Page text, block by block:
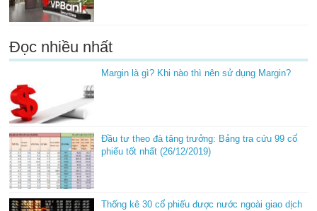
Đọc nhiều nhất
Margin là gì? Khi nào thì nên sử dụng Margin?
Đầu tư theo đà tăng trưởng: Bảng tra cứu 99 cổ
phiếu tốt nhất (26/12/2019)
Thống kê 30 cổ phiếu được nước ngoài giao dịch